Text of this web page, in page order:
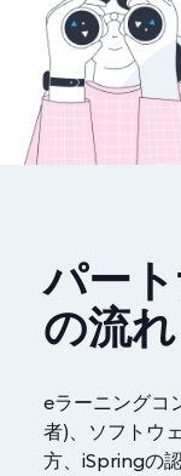
パー
の流れ
eラーニングコ
者)、ソフトウ
方、iSpringの